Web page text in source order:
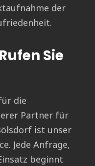
der
Sie
die
Partner für
ist unser
Jede Anfrage,
beginnt